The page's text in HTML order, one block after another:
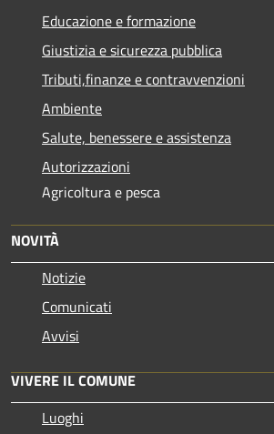
Educazione e formazione
Giustizia e sicurezza pubblica
Tributi,finanze e contravvenzioni
Ambiente
Salute, benessere e assistenza
Autorizzazioni
Agricoltura e pesca
NOVITÀ
Notizie
Comunicati
Avvisi
VIVERE IL COMUNE
Luoghi